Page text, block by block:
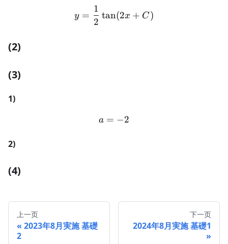
y = \frac{1}{2} \tan(2x
y =
2
1
tan(2x + C)
(2)
(3)
1)
a = -2
a = −2
2)
(4)
上一页
2023年8月実施 基礎
2
下一页
2024年8月実施 基礎1